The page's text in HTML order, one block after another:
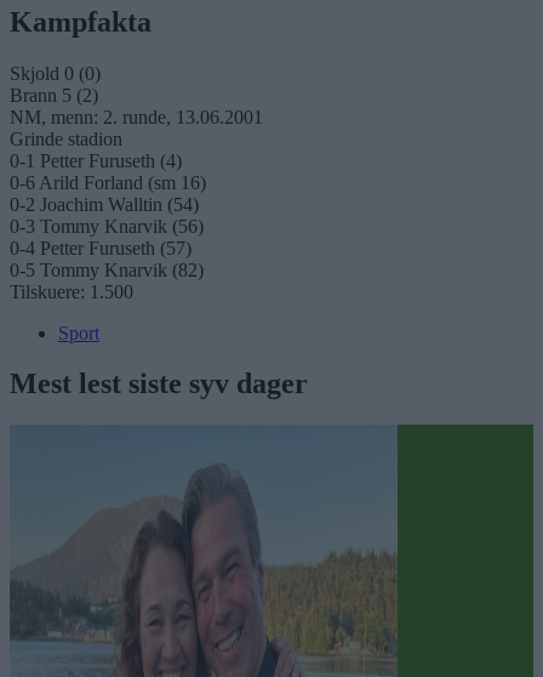
Kampfakta
Skjold 0 (0)
Brann 5 (2)
NM, menn: 2. runde, 13.06.2001
Grinde stadion
0-1 Petter Furuseth (4)
0-6 Arild Forland (sm 16)
0-2 Joachim Walltin (54)
0-3 Tommy Knarvik (56)
0-4 Petter Furuseth (57)
0-5 Tommy Knarvik (82)
Tilskuere: 1.500
Sport
Mest lest siste syv dager